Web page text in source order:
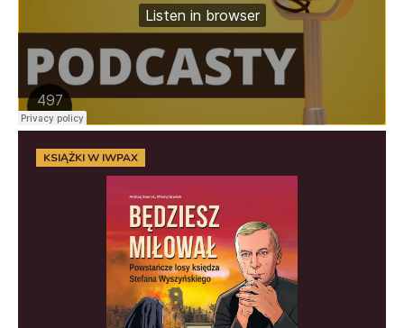
KSIĄŻKI W IWPAX